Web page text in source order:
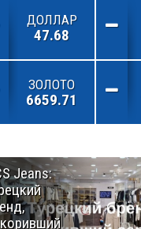
ДОЛЛАР
47.68
ЗОЛОТО
6659.71
Jeans: